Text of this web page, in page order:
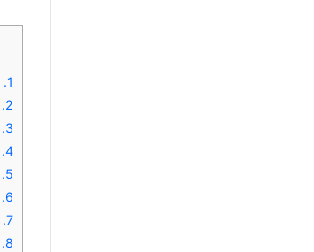
1.
2.
3.
4.
5.
6.
7.
8.